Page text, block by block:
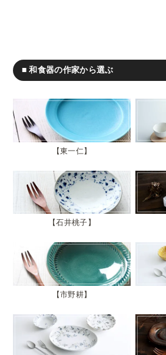
■ 和食器の作家から選ぶ
東一仁
石井桃子
市野耕